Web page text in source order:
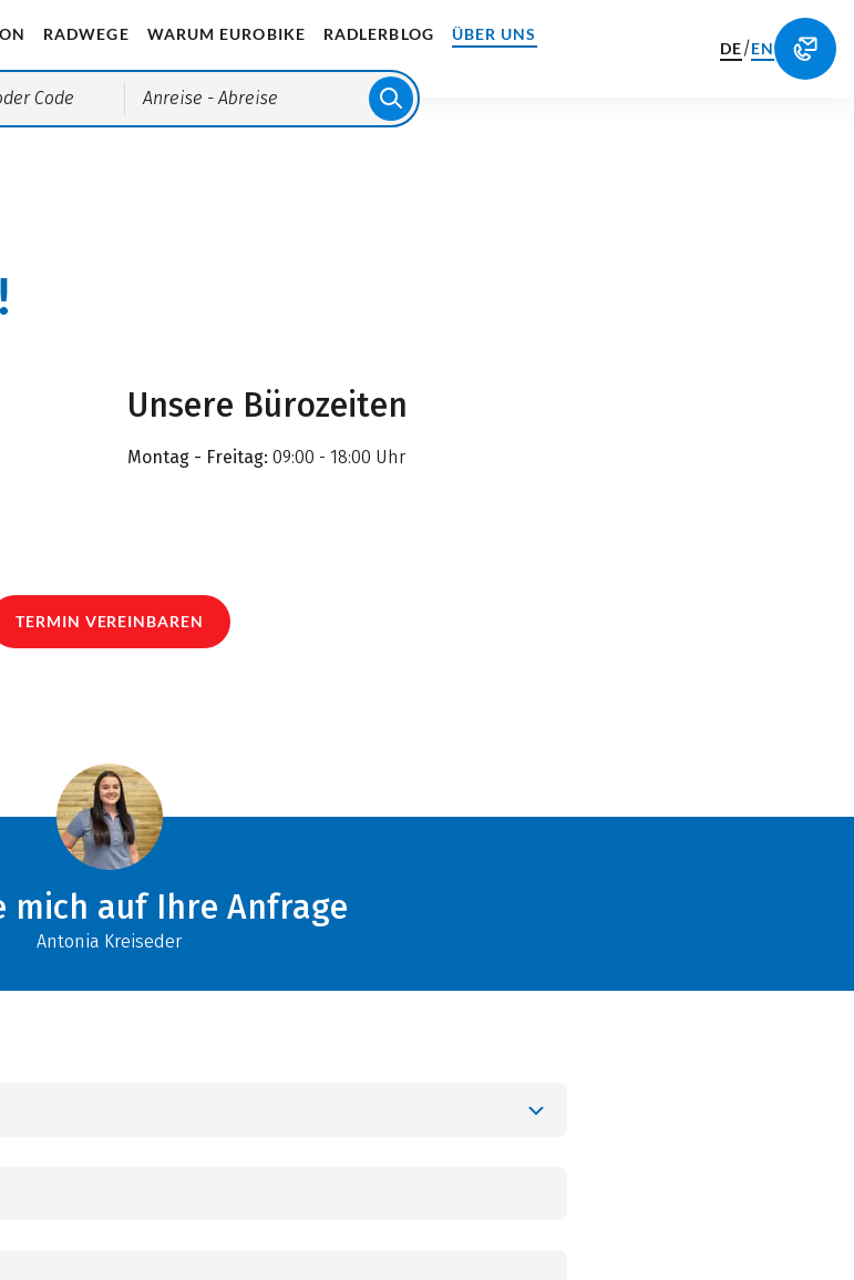
RADWEGE WARUM EUROBIKE RADLERBLOG ÜBER UNS
Anreise - Abreise
DE/EN
Unsere Bürozeiten
Montag - Freitag: 09:00 - 18:00 Uhr
TERMIN VEREINBAREN
mich auf Ihre Anfrage
Antonia Kreiseder